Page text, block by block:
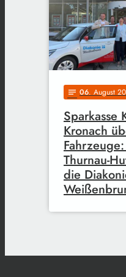
notes 06. August
Sparkasse
Kronach
Thurnau-
die